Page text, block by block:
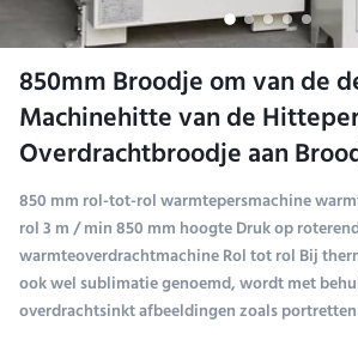
850mm Broodje om van de
Machinehitte van de
Overdrachtbroodje aan
850 mm rol-tot-rol warmtepersmachine
rol 3 m / min 850 mm hoogte Druk op
warmteoverdrachtmachine Rol tot rol Bij
ook wel sublimatie genoemd, wordt met
overdrachtsinkt afbeeldingen zoals